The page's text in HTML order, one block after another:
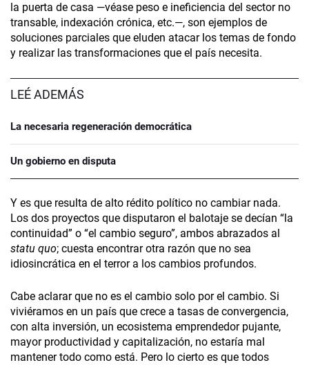
la puerta de casa —véase peso e ineficiencia del sector no
transable, indexación crónica, etc.—, son ejemplos de
soluciones parciales que eluden atacar los temas de fondo
y realizar las transformaciones que el país necesita.
LEÉ ADEMÁS
La necesaria regeneración democrática
Un gobierno en disputa
Y es que resulta de alto rédito político no cambiar nada.
Los dos proyectos que disputaron el balotaje se decían “la
continuidad” o “el cambio seguro”, ambos abrazados al
statu quo; cuesta encontrar otra razón que no sea
idiosincrática en el terror a los cambios profundos.
Cabe aclarar que no es el cambio solo por el cambio. Si
viviéramos en un país que crece a tasas de convergencia,
con alta inversión, un ecosistema emprendedor pujante,
mayor productividad y capitalización, no estaría mal
mantener todo como está. Pero lo cierto es que todos